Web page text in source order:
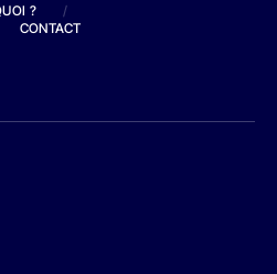
?
/
CONTACT